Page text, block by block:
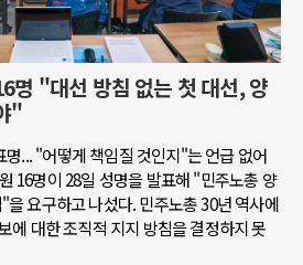
명 "대선 방침 없는 첫 대선, 양
"
명... "어떻게 책임질 것인지"는 언급 없어
16명이 28일 성명을 발표해 "민주노총 양
요구하고 나섰다. 민주노총 30년 역사에
에 대한 조직적 지지 방침을 결정하지 못